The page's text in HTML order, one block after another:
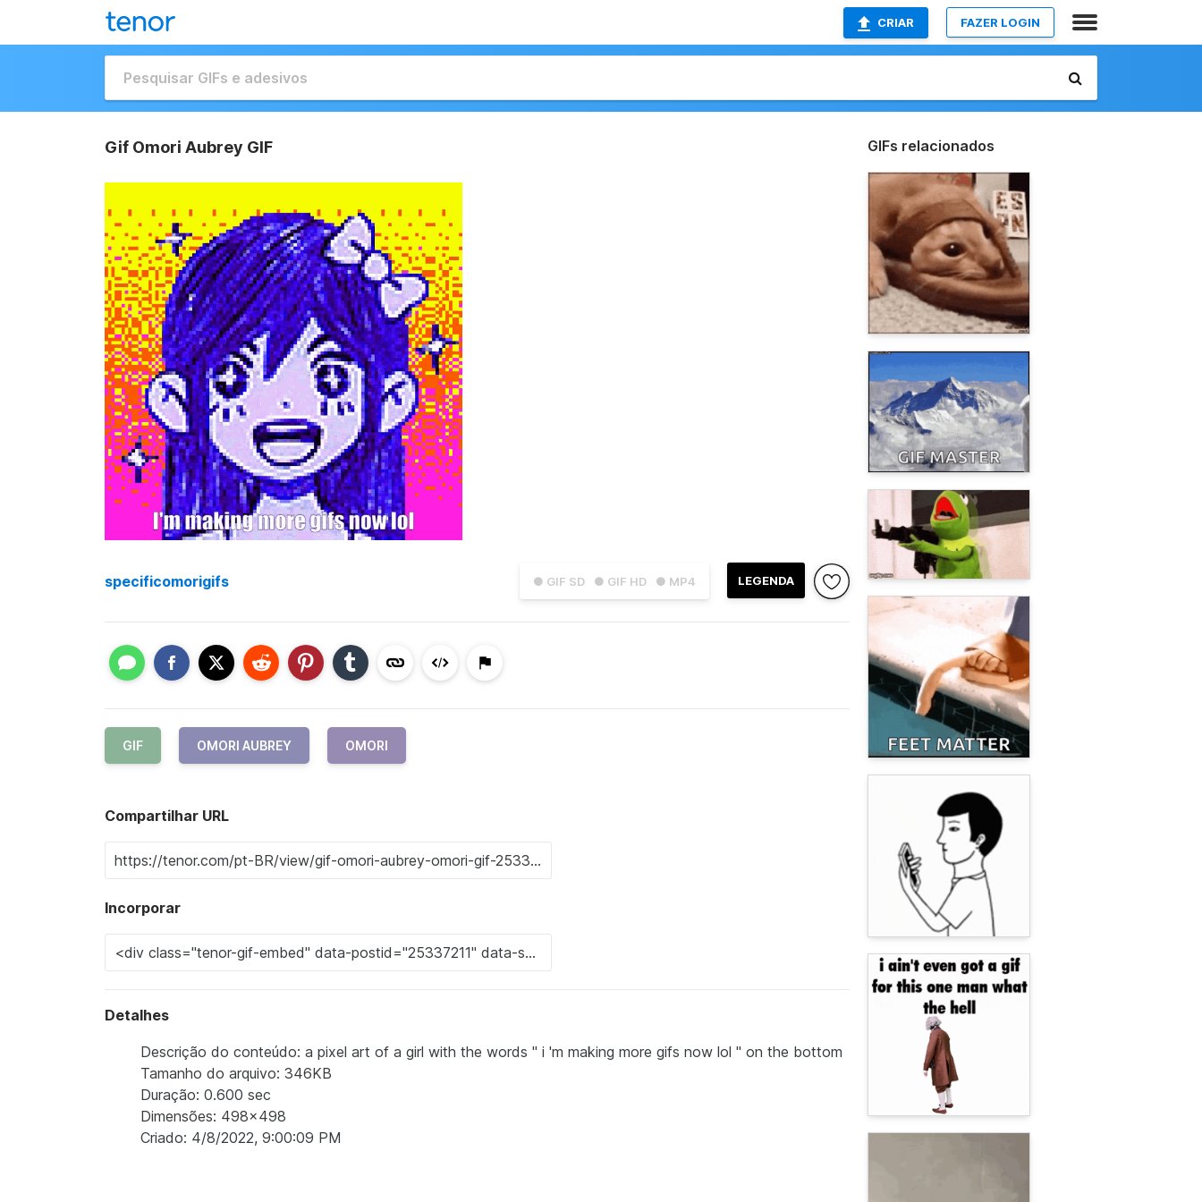
CRIAR FAZER LOGIN
Gif Omori Aubrey GIF
● GIF SD ● GIF HD ● MP4 LEGENDA
specificomorigifs
GIF OMORI AUBREY OMORI
Compartilhar URL
Incorporar
Detalhes
Descrição do conteúdo: a pixel art of a girl with the words " i 'm making more gifs now lol " on the bottom
Tamanho do arquivo: 346KB
Duração: 0.600 sec
Dimensões: 498x498
Criado: 4/8/2022, 9:00:09 PM
GIFs relacionados